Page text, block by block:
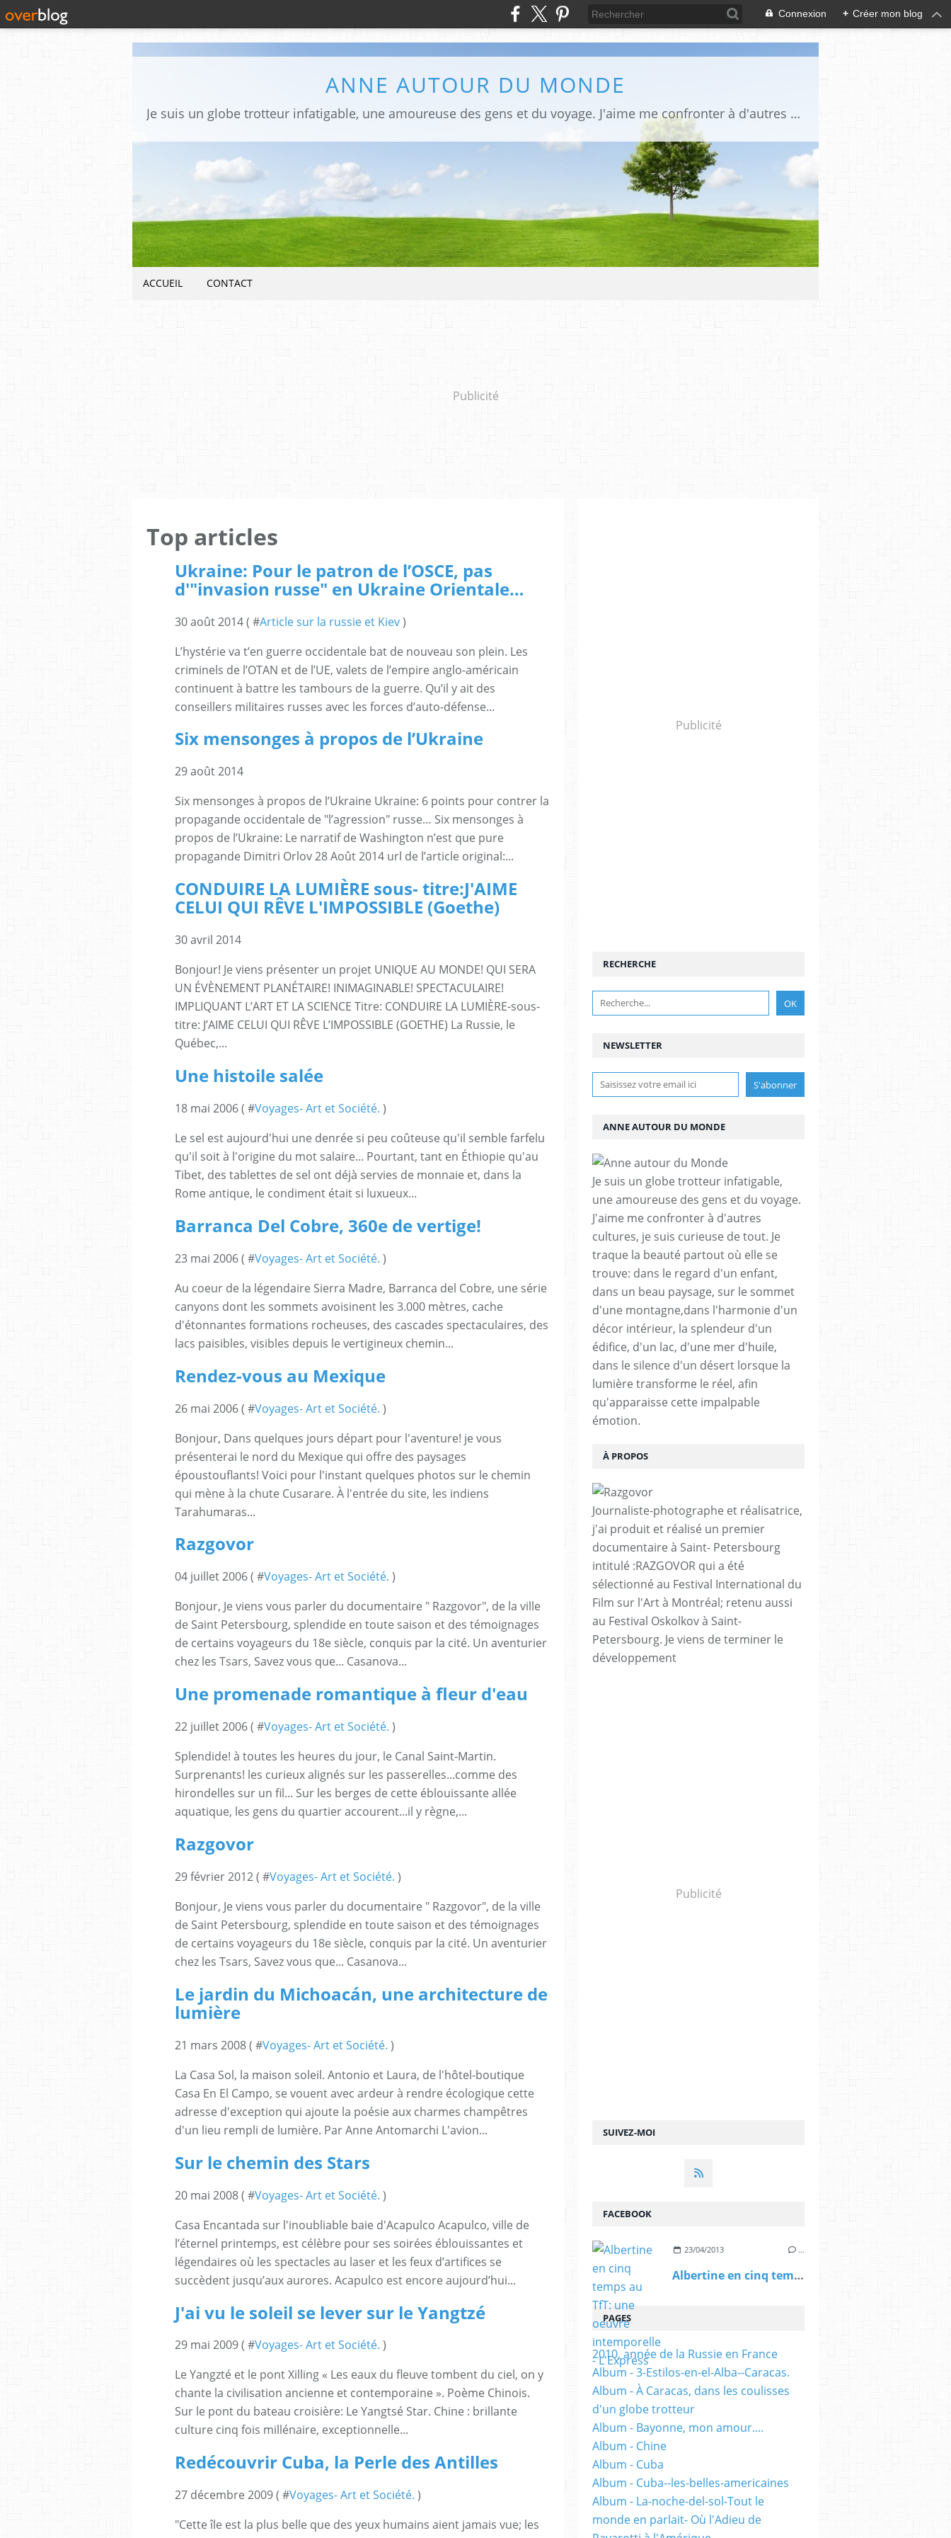
Connexion + Créer mon blog
ANNE AUTOUR DU MONDE
Je suis un globe trotteur infatigable, une amoureuse des gens et du voyage. J'aime me confronter à d'autres cultures, je suis curieuse de tout. Je traque la beauté partout où elle se trouve: dans le regard d'un enfant, dans un beau paysage, sur le sommet d'une montagne,dans l'harmonie d'un décor intérieur, la splendeur d'un édifice, d'un lac, d'une mer d'huile, dans le silence d'un désert lorsque la lumière transforme le réel, afin qu'apparaisse cette impalpable émotion.
ACCUEIL CONTACT
Publicité
Top articles
Ukraine: Pour le patron de l’OSCE, pas
d'"invasion russe" en Ukraine Orientale…
30 août 2014 ( #Article sur la russie et Kiev)
L’hystérie va t’en guerre occidentale bat de nouveau son plein. Les
criminels de l’OTAN et de l’UE, valets de l’empire anglo-américain
continuent à battre les tambours de la guerre. Qu’il y ait des
conseillers militaires russes avec les forces d’auto-défense...
Six mensonges à propos de l’Ukraine
29 août 2014
Six mensonges à propos de l’Ukraine Ukraine: 6 points pour contrer la
propagande occidentale de "l’agression" russe… Six mensonges à
propos de l’Ukraine: Le narratif de Washington n’est que pure
propagande Dimitri Orlov 28 Août 2014 url de l’article original:...
CONDUIRE LA LUMIÈRE sous- titre:J'AIME
CELUI QUI RÊVE L'IMPOSSIBLE (Goethe)
30 avril 2014
Bonjour! Je viens présenter un projet UNIQUE AU MONDE! QUI SERA
UN ÉVÈNEMENT PLANÉTAIRE! INIMAGINABLE! SPECTACULAIRE!
IMPLIQUANT L’ART ET LA SCIENCE Titre: CONDUIRE LA LUMIÈRE-sous-
titre: J’AIME CELUI QUI RÊVE L’IMPOSSIBLE (GOETHE) La Russie, le
Québec,...
Une histoile salée
18 mai 2006 ( #Voyages- Art et Société. )
Le sel est aujourd'hui une denrée si peu coûteuse qu'il semble farfelu
qu'il soit à l'origine du mot salaire... Pourtant, tant en Éthiopie qu'au
Tibet, des tablettes de sel ont déjà servies de monnaie et, dans la
Rome antique, le condiment était si luxueux...
Barranca Del Cobre, 360e de vertige!
23 mai 2006 ( #Voyages- Art et Société. )
Au coeur de la légendaire Sierra Madre, Barranca del Cobre, une série
canyons dont les sommets avoisinent les 3.000 mètres, cache
d'étonnantes formations rocheuses, des cascades spectaculaires, des
lacs paisibles, visibles depuis le vertigineux chemin...
Rendez-vous au Mexique
26 mai 2006 ( #Voyages- Art et Société. )
Bonjour, Dans quelques jours départ pour l'aventure! je vous
présenterai le nord du Mexique qui offre des paysages
époustouflants! Voici pour l'instant quelques photos sur le chemin
qui mène à la chute Cusarare. À l'entrée du site, les indiens
Tarahumaras...
Razgovor
04 juillet 2006 ( #Voyages- Art et Société. )
Bonjour, Je viens vous parler du documentaire " Razgovor", de la ville
de Saint Petersbourg, splendide en toute saison et des témoignages
de certains voyageurs du 18e siècle, conquis par la cité. Un aventurier
chez les Tsars, Savez vous que... Casanova...
Une promenade romantique à fleur d'eau
22 juillet 2006 ( #Voyages- Art et Société. )
Splendide! à toutes les heures du jour, le Canal Saint-Martin.
Surprenants! les curieux alignés sur les passerelles...comme des
hirondelles sur un fil... Sur les berges de cette éblouissante allée
aquatique, les gens du quartier accourent...il y règne,...
Razgovor
29 février 2012 ( #Voyages- Art et Société. )
Bonjour, Je viens vous parler du documentaire " Razgovor", de la ville
de Saint Petersbourg, splendide en toute saison et des témoignages
de certains voyageurs du 18e siècle, conquis par la cité. Un aventurier
chez les Tsars, Savez vous que... Casanova...
Le jardin du Michoacán, une architecture de
lumière
21 mars 2008 ( #Voyages- Art et Société. )
La Casa Sol, la maison soleil. Antonio et Laura, de l'hôtel-boutique
Casa En El Campo, se vouent avec ardeur à rendre écologique cette
adresse d'exception qui ajoute la poésie aux charmes champêtres
d'un lieu rempli de lumière. Par Anne Antomarchi L'avion...
Sur le chemin des Stars
20 mai 2008 ( #Voyages- Art et Société. )
Casa Encantada sur l'inoubliable baie d'Acapulco Acapulco, ville de
l’éternel printemps, est célèbre pour ses soirées éblouissantes et
légendaires où les spectacles au laser et les feux d’artifices se
succèdent jusqu’aux aurores. Acapulco est encore aujourd’hui...
J'ai vu le soleil se lever sur le Yangtzé
29 mai 2009 ( #Voyages- Art et Société. )
Le Yangzté et le pont Xilling « Les eaux du fleuve tombent du ciel, on y
chante la civilisation ancienne et contemporaine ». Poème Chinois.
Sur le pont du bateau croisière: Le Yangtsé Star. Chine : brillante
culture cinq fois millénaire, exceptionnelle...
Redécouvrir Cuba, la Perle des Antilles
27 décembre 2009 ( #Voyages- Art et Société. )
"Cette île est la plus belle que des yeux humains aient jamais vue; les
Publicité
NEWSLETTER
SUIVEZ-MOI
RECHERCHE
ANNE AUTOUR DU MONDE
Je suis un globe trotteur infatigable,
une amoureuse des gens et du voyage.
J'aime me confronter à d'autres
cultures, je suis curieuse de tout. Je
traque la beauté partout où elle se
trouve: dans le regard d'un enfant,
dans un beau paysage, sur le sommet
d'une montagne,dans l'harmonie d'un
décor intérieur, la splendeur d'un
édifice, d'un lac, d'une mer d'huile,
dans le silence d'un désert lorsque la
lumière transforme le réel, afin
qu'apparaisse cette impalpable
émotion.
À PROPOS
Journaliste-photographe et réalisatrice,
j'ai produit et réalisé un premier
documentaire à Saint- Petersbourg
intitulé :RAZGOVOR qui a été
sélectionné au Festival International du
Film sur l'Art à Montréal; retenu aussi
au Festival Oskolkov à Saint-
Petersbourg. Je viens de terminer le
développement
Publicité
FACEBOOK
23/04/2013 …
Albertine en cinq temps au TfT: une oeuvre intemporelle - L'Express
PAGES
2010, année de la Russie en France
Album - 3-Estilos-en-el-Alba--Caracas.
Album - À Caracas, dans les coulisses
d'un globe trotteur
Album - Bayonne, mon amour....
Album - Chine
Album - Cuba
Album - Cuba--les-belles-americaines
Album - La-noche-del-sol-Tout le
monde en parlait- Où l'Adieu de